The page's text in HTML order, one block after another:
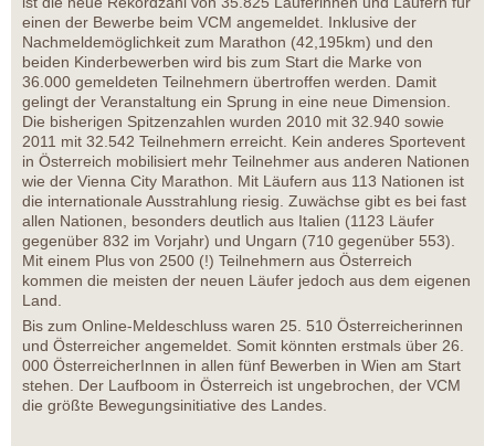
einen der Bewerbe beim VCM angemeldet. Inklusive der
Nachmeldemöglichkeit zum Marathon (42,195km) und den
beiden Kinderbewerben wird bis zum Start die Marke von
36.000 gemeldeten Teilnehmern übertroffen werden. Damit
gelingt der Veranstaltung ein Sprung in eine neue Dimension.
Die bisherigen Spitzenzahlen wurden 2010 mit 32.940 sowie
2011 mit 32.542 Teilnehmern erreicht. Kein anderes Sportevent
in Österreich mobilisiert mehr Teilnehmer aus anderen Nationen
wie der Vienna City Marathon. Mit Läufern aus 113 Nationen ist
die internationale Ausstrahlung riesig. Zuwächse gibt es bei fast
allen Nationen, besonders deutlich aus Italien (1123 Läufer
gegenüber 832 im Vorjahr) und Ungarn (710 gegenüber 553).
Mit einem Plus von 2500 (!) Teilnehmern aus Österreich
kommen die meisten der neuen Läufer jedoch aus dem eigenen
Land.
Bis zum Online-Meldeschluss waren 25. 510 Österreicherinnen
und Österreicher angemeldet. Somit könnten erstmals über 26.
000 ÖsterreicherInnen in allen fünf Bewerben in Wien am Start
stehen. Der Laufboom in Österreich ist ungebrochen, der VCM
die größte Bewegungsinitiative des Landes.